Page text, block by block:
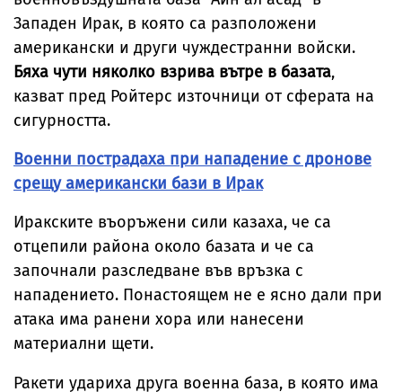
Западен Ирак, в която са разположени
американски и други чуждестранни войски.
Бяха чути няколко взрива вътре в базата,
казват пред Ройтерс източници от сферата на
сигурността.
Военни пострадаха при нападение с дронове
срещу американски бази в Ирак
Иракските въоръжени сили казаха, че са
отцепили района около базата и че са
започнали разследване във връзка с
нападението. Понастоящем не е ясно дали при
атака има ранени хора или нанесени
материални щети.
Ракети удариха друга военна база, в която има